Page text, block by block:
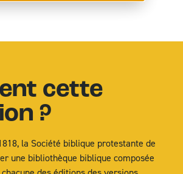
cette
?
la Société biblique protestante de
une bibliothèque biblique composée